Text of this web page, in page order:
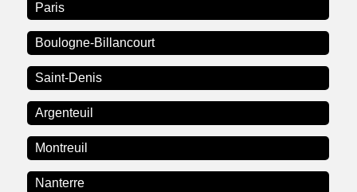
Paris
Boulogne-Billancourt
Saint-Denis
Argenteuil
Montreuil
Nanterre